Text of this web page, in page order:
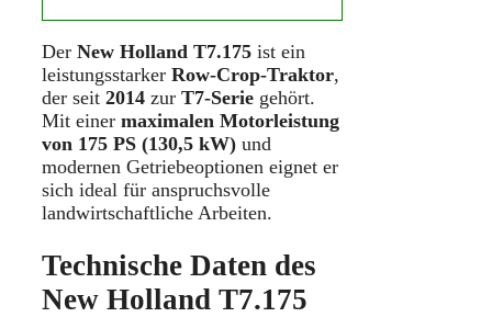
Der New Holland T7.175 ist ein
leistungsstarker Row-Crop-Traktor,
der seit 2014 zur T7-Serie gehört.
Mit einer maximalen Motorleistung
von 175 PS (130,5 kW) und
modernen Getriebeoptionen eignet er
sich ideal für anspruchsvolle
landwirtschaftliche Arbeiten.
Technische Daten des
New Holland T7.175